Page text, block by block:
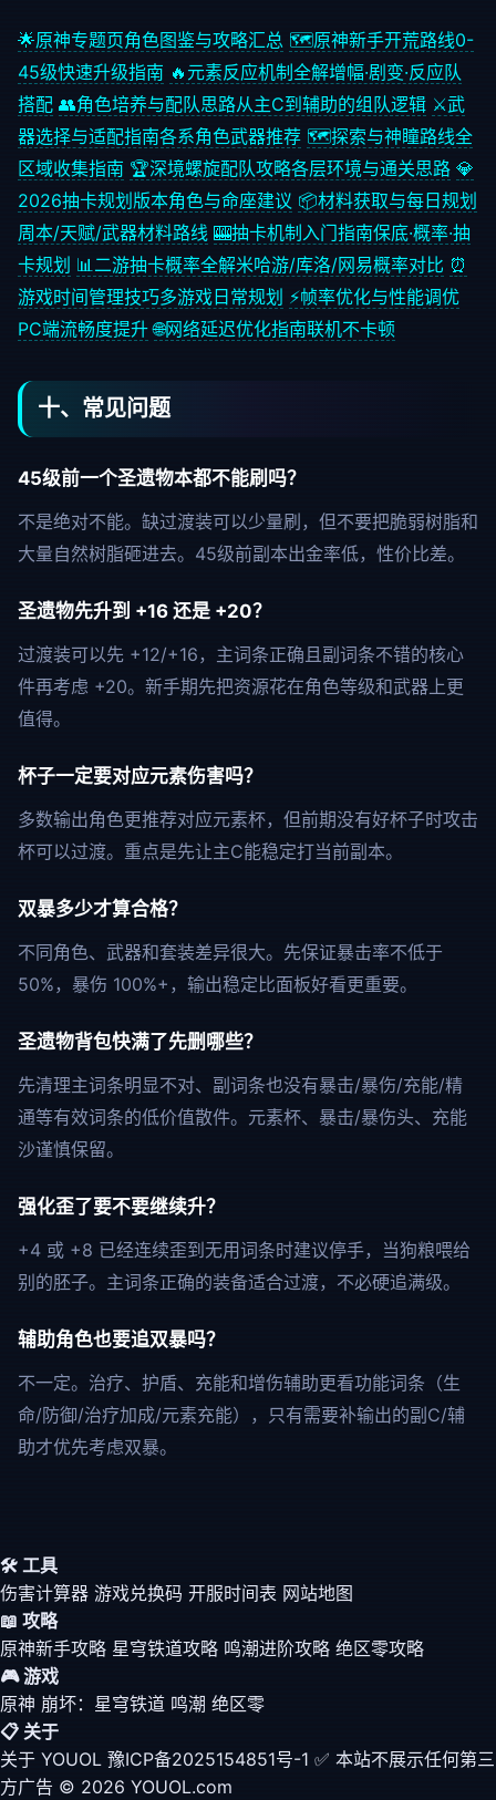
🌟原神专题页角色图鉴与攻略汇总 🗺️原神新手开荒路线0-
45级快速升级指南 🔥 元素反应机制全解增幅·剧变·反应队
搭配 👥角色培养与配队思路从主C到辅助的组队逻辑 ⚔️武
器选择与适配指南各系角色武器推荐 🗺️探索与神瞳路线全
区域收集指南 🏆深境螺旋配队攻略各层环境与通关思路 💎
2026抽卡规划 版本角色与命座建议 📦材料获取与每日规划
周本/天赋/武器材料路线 🎰抽卡机制入门指南保底·概率·抽
卡规划 📊二游抽卡概率全解米哈游/库洛/网易概率对比 ⏰
游戏时间管理技巧多游戏日常规划 ⚡帧率优化与性能调优
PC端流畅度提升 🌐网络延迟优化指南联机不卡顿
十、常见问题
45级前一个圣遗物本都不能刷吗？
不是绝对不能。缺过渡装可以少量刷，但不要把脆弱树脂和
大量自然树脂砸进去。45级前副本出金率低，性价比差。
圣遗物先升到 +16 还是 +20？
过渡装可以先 +12/+16，主词条正确且副词条不错的核心
件再考虑 +20。新手期先把资源花在角色等级和武器上更
值得。
杯子一定要对应元素伤害吗？
多数输出角色更推荐对应元素杯，但前期没有好杯子时攻击
杯可以过渡。重点是先让主C能稳定打当前副本。
双暴多少才算合格？
不同角色、武器和套装差异很大。先保证暴击率不低于
50%，暴伤 100%+，输出稳定比面板好看更重要。
圣遗物背包快满了先删哪些？
先清理主词条明显不对、副词条也没有暴击/暴伤/充能/精
通等有效词条的低价值散件。元素杯、暴击/暴伤头、充能
沙谨慎保留。
强化歪了要不要继续升？
+4 或 +8 已经连续歪到无用词条时建议停手，当狗粮喂给
别的胚子。主词条正确的装备适合过渡，不必硬追满级。
辅助角色也要追双暴吗？
不一定。治疗、护盾、充能和增伤辅助更看功能词条（生
命/防御/治疗加成/元素充能），只有需要补输出的副C/辅
助才优先考虑双暴。
🛠️ 工具
伤害计算器 游戏兑换码 开服时间表 网站地图
📖 攻略
原神新手攻略 星穹铁道攻略 鸣潮进阶攻略 绝区零攻略
🎮 游戏
原神 崩坏：星穹铁道 鸣潮 绝区零
📋 关于
关于 YOUOL 豫ICP备2025154851号-1 ✅ 本站不展示任何第三
方广告 © 2026 YOUOL.com